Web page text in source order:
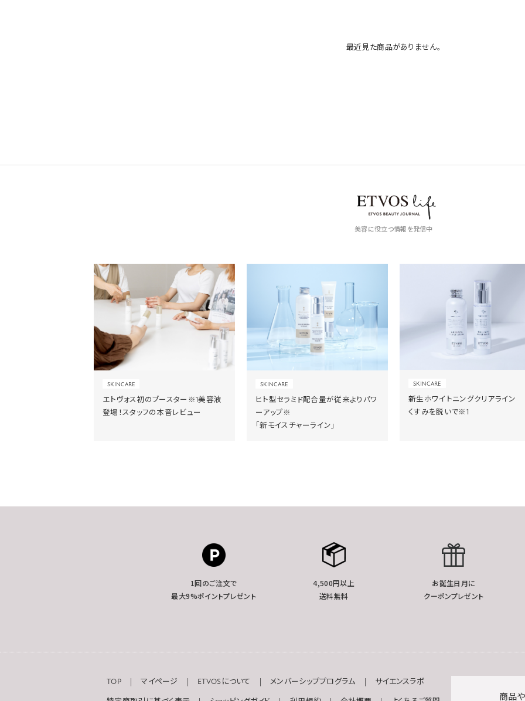
最近見た商品がありません。
美容に役立つ情報を発信中
SKINCARE
エトヴォス初のブースター※1美容液
登場！スタッフの本音レビュー
SKINCARE
ヒト型セラミド配合量が従来よりパワ
ーアップ※
「新モイスチャーライン」
SKINCARE
新生ホワイトニングクリアライン
くすみを脱いで※1
1回のご注文で
最大9%ポイントプレゼント
4,500円以上
送料無料
お誕生日月に
クーポンプレゼント
TOP マイページ ETVOSについて メンバーシッププログラム サイエンスラボ
商品